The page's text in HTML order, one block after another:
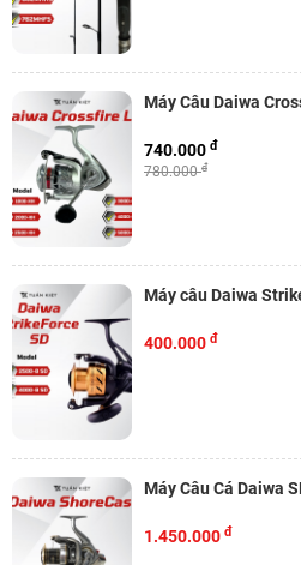
Máy Câu Daiwa
780.000đ
740.000 đ
Máy câu Daiwa
400.000 đ
Máy Câu Cá Daiwa
1.450.000 đ